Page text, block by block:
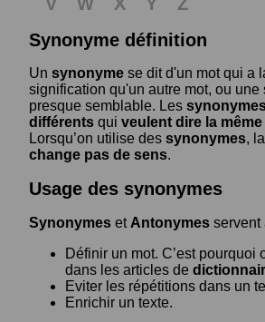
Synonyme définition
Un synonyme se dit d'un mot qui a
signification qu'un autre mot, ou une
presque semblable. Les
différents qui veulent dire la
Lorsqu’on utilise des synonymes,
change pas de sens.
Usage des synonymes
Synonymes et Antonymes servent
Définir un mot. C’est pourquoi
dans les articles de
Eviter les répétitions dans un
Enrichir un texte.